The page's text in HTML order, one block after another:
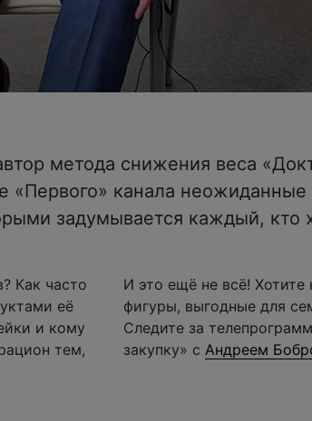
метода снижения веса
«Первого» канала
задумывается каждый, кто
Как часто
её
и кому
тем,
И это ещё не всё! Хотите
фигуры, выгодные для
Следите за
закупку» с Андреем